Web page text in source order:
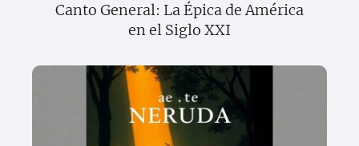
Canto General: La Épica de América
en el Siglo XXI